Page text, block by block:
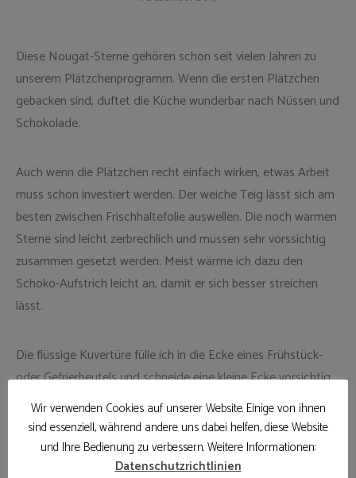
Diese Nougat-Sterne gehören schon seit vielen Jahren zu
unserem Plätzchenprogramm. Wenn die ersten Plätzchen
gebacken sind, duftet die Küche wunderbar nach Nüssen und
Schokolade.
Auch wenn die Plätzchen recht einfach wirken, etwas Arbeit
muss schon investiert werden. Der weiche Teig lässt sich am
besten zwischen Frischhaltefolie auswellen. Die noch warmen
Sterne sind leicht zerbrechlich und müssen sehr vorssichtig
zusammen gesetzt werden. Meist wärme ich dazu den
Schoko-Aufstrich leicht an, damit er sich besser streichen
lässt.
Die flüssige Kuvertüre fülle ich in die Ecke eines Frühstück-
oder Gefrierbeutels und schneide eine kleine Ecke vorsichtig
ab. Damit lässt sich die Schokolade wunderbar fein auf den
Plätzchen verteilen.
Wir verwenden Cookies auf unserer Website. Einige von ihnen
sind essenziell, während andere uns dabei helfen, diese Website
und Ihre Bedienung zu verbessern. Weitere Informationen:
Datenschutzrichtlinien